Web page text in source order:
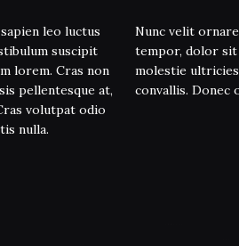
leo luctus
suscipit
lorem. Cras non
pellentesque at,
volutpat odio
nulla.
Nunc velit
tempor, dolor sit
molestie
convallis. Donec